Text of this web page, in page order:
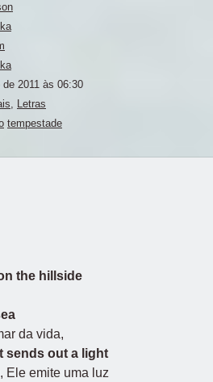
2011 às 06:30
, Letras
tempestade
the hillside
da vida,
sends out a light
Ele emite uma luz